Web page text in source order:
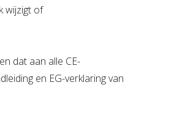
wijzigt of
dat aan alle CE-
en EG-verklaring van